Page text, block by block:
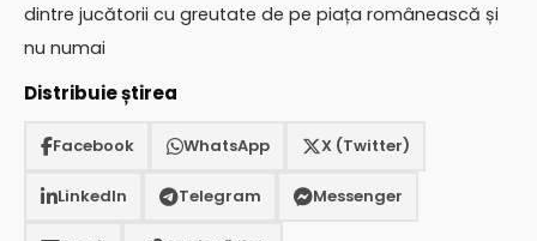
dintre jucătorii cu greutate de pe piața românească și
nu numai
Distribuie știrea
Facebook WhatsApp X (Twitter)
LinkedIn Telegram Messenger